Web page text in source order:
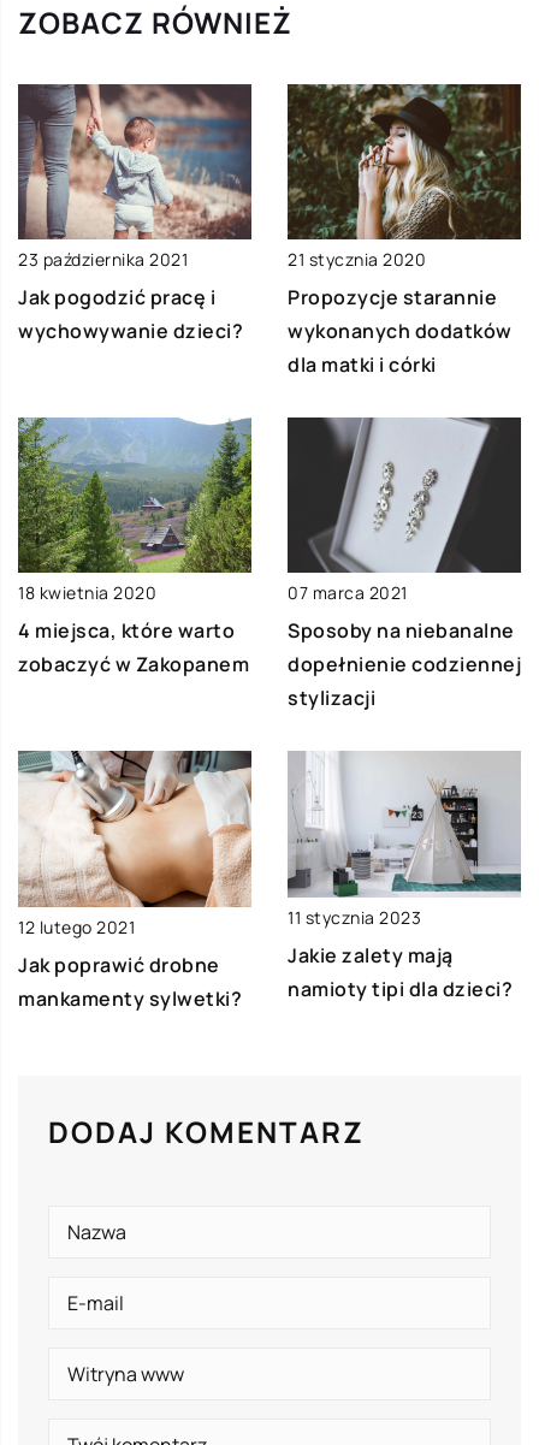
ZOBACZ RÓWNIEŻ
23 października 2021
Jak pogodzić pracę i
wychowywanie dzieci?
21 stycznia 2020
Propozycje starannie
wykonanych dodatków
dla matki i córki
18 kwietnia 2020
4 miejsca, które warto
zobaczyć w Zakopanem
07 marca 2021
Sposoby na niebanalne
dopełnienie codziennej
stylizacji
12 lutego 2021
Jak poprawić drobne
mankamenty sylwetki?
11 stycznia 2023
Jakie zalety mają
namioty tipi dla dzieci?
DODAJ KOMENTARZ